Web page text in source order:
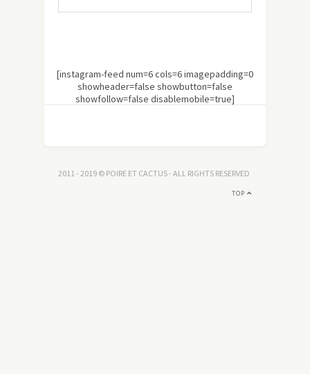
[instagram-feed num=6 cols=6 imagepadding=0
showheader=false showbutton=false
showfollow=false disablemobile=true]
2011 - 2019 © POIRE ET CACTUS - ALL RIGHTS RESERVED
TOP